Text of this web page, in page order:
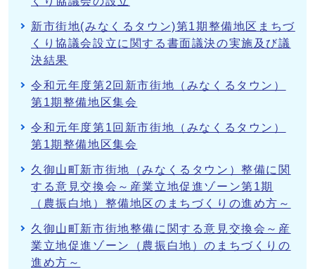
新市街地(みなくるタウン)第1期整備地区まちづ
くり協議会設立に関する書面議決の実施及び議
決結果
令和元年度第2回新市街地（みなくるタウン）
第1期整備地区集会
令和元年度第1回新市街地（みなくるタウン）
第1期整備地区集会
久御山町新市街地（みなくるタウン）整備に関
する意見交換会～産業立地促進ゾーン第1期
（農振白地）整備地区のまちづくりの進め方～
久御山町新市街地整備に関する意見交換会～産
業立地促進ゾーン（農振白地）のまちづくりの
進め方～